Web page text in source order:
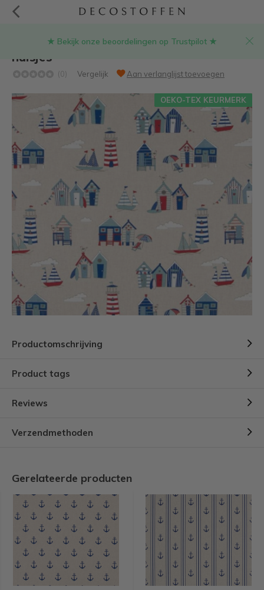
★ Bekijk onze beoordelingen op Trustpilot ★
Linnenlook stof met maritiem bootjes en
huisjes
(0) Vergelijk Aan verlanglijst toevoegen
OEKO-TEX KEURMERK
Productomschrijving
Product tags
Reviews
Verzendmethoden
Gerelateerde producten